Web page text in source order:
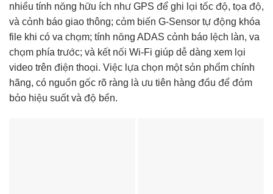
nhiều tính năng hữu ích như GPS để ghi lại tốc độ, tọa độ,
và cảnh báo giao thông; cảm biến G-Sensor tự động khóa
file khi có va chạm; tính năng ADAS cảnh báo lệch làn, va
chạm phía trước; và kết nối Wi-Fi giúp dễ dàng xem lại
video trên điện thoại. Việc lựa chọn một sản phẩm chính
hãng, có nguồn gốc rõ ràng là ưu tiên hàng đầu để đảm
bảo hiệu suất và độ bền.